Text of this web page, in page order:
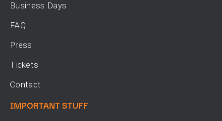
Business Days
FAQ
Press
Tickets
Contact
IMPORTANT STUFF